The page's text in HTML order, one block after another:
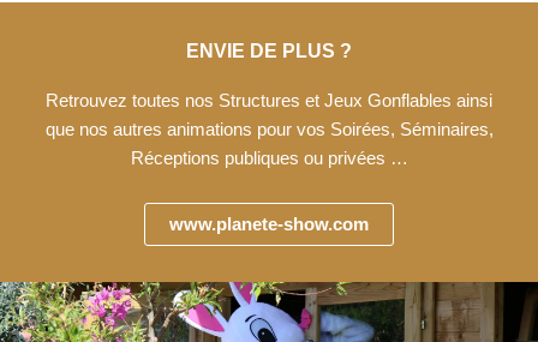
ENVIE DE PLUS ?
Retrouvez toutes nos Structures et Jeux Gonflables ainsi
que nos autres animations pour vos Soirées, Séminaires,
Réceptions publiques ou privées …
www.planete-show.com